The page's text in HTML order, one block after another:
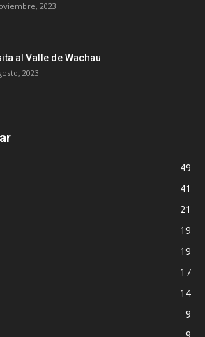
2023
al Valle de Wachau
2023
49
41
21
19
19
17
14
9